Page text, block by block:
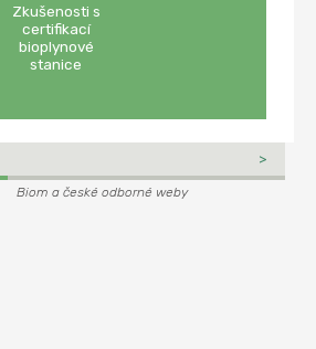
Zkušenosti s
certifikací
bioplynové
stanice
Biom a české odborné weby